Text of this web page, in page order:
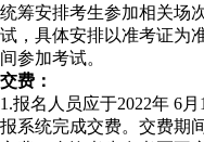
统筹安排考生参加相关场
试，具体安排以准考证为
间参加考试。
交费：
1.报名人员应于2022年 6
报系统完成交费。交费期